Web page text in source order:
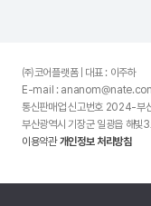
㈜코어플랫폼 | 대표 : 이주하
E-mail :
통신판매업 신고번호 2024-부
부산광역시 기장군 일광읍 해빛
이용약관 개인정보 처리방침